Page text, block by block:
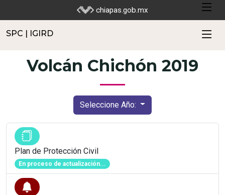
chiapas.gob.mx
SPC | IGIRD
Volcán Chichón 2019
Seleccione Año:
Plan de Protección Civil
En proceso de actualización...